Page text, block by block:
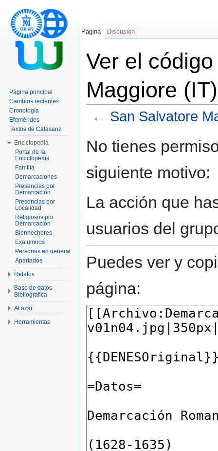
Ver el
Maggiore
← San Salvatore
No tienes
siguiente motivo:
La acción que
usuarios del
Puedes ver y
página:
Página Discusión
Página principal
Cambios recientes
Cronología
Efemérides
Textos de Calasanz
Enciclopedia
Portal de la
Enciclopedia
Familia
Demarcaciones
Presencias por
Demarcación
Presencias por
Localidad
Religiosos por
Demarcación
Bienhechores
Exalumnos
Personas en general
Apartados
Relatos
Base de datos
Bibliográfica
Al azar
Herramientas